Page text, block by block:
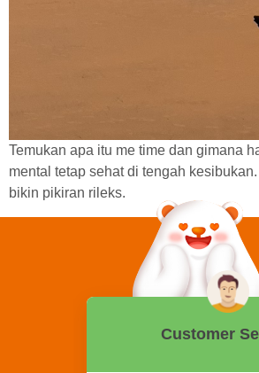
Temukan apa itu me time dan gimana
mental tetap sehat di tengah
bikin pikiran rileks.
0858 2015